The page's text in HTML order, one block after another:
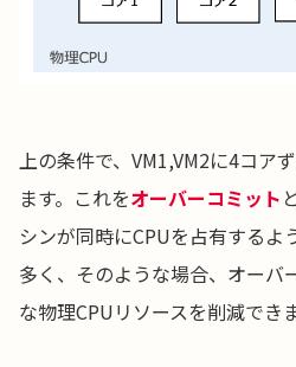
上の条件で、VM1,VM2に4コア
ます。これをオーバーコミット
シンが同時にCPUを占有するよ
多く、そのような場合、オーバ
な物理CPUリソースを削減できま